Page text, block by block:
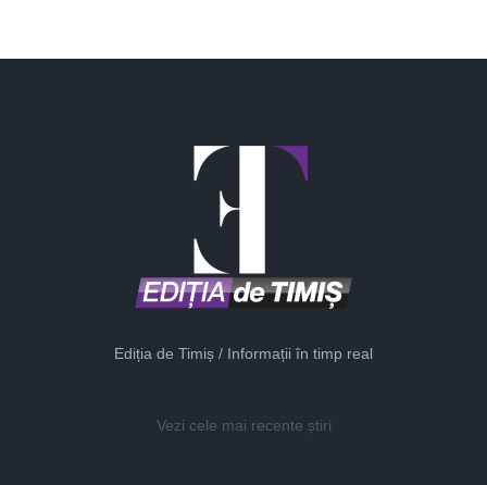
Ediția de Timiș / Informații în timp real
Vezi cele mai recente știri